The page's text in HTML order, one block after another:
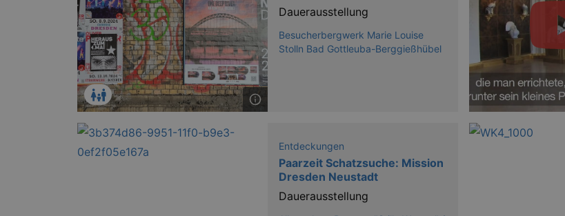
Dauerausstellung
Besucherbergwerk Marie Louise
Stolln Bad Gottleuba-Berggießhübel
Entdeckungen
Paarzeit Schatzsuche: Mission
Dresden Neustadt
Dauerausstellung